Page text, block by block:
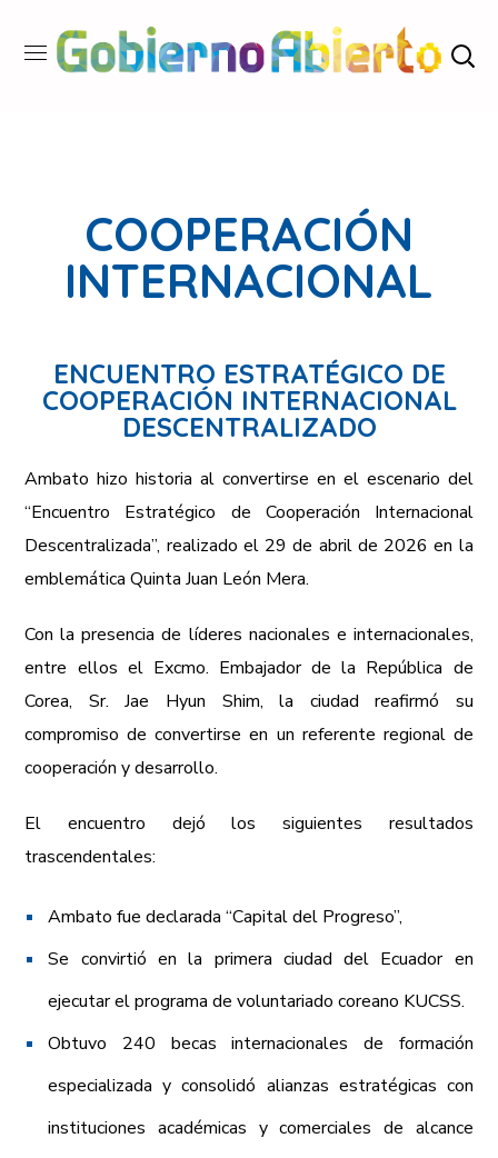
COOPERACIÓN
INTERNACIONAL
ENCUENTRO ESTRATÉGICO DE
COOPERACIÓN INTERNACIONAL
DESCENTRALIZADO
Ambato hizo historia al convertirse en el escenario del
“Encuentro Estratégico de Cooperación Internacional
Descentralizada”, realizado el 29 de abril de 2026 en la
emblemática Quinta Juan León Mera.
Con la presencia de líderes nacionales e internacionales,
entre ellos el Excmo. Embajador de la República de
Corea, Sr. Jae Hyun Shim, la ciudad reafirmó su
compromiso de convertirse en un referente regional de
cooperación y desarrollo.
El encuentro dejó los siguientes resultados
trascendentales:
Ambato fue declarada “Capital del Progreso”,
Se convirtió en la primera ciudad del Ecuador en
ejecutar el programa de voluntariado coreano KUCSS.
Obtuvo 240 becas internacionales de formación
especializada y consolidó alianzas estratégicas con
instituciones académicas y comerciales de alcance